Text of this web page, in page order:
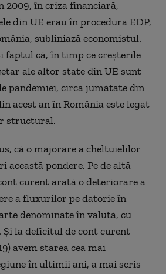
2009, în criza financiară,
din UE erau în procedura EDP,
subliniază economistul.
faptul că, în timp ce creşterile
ale altor state din UE sunt
pandemiei, circa jumătate din
acest an în România este legat
structural.
că o majorare a cheltuielilor
această pondere. Pe de altă
curent arată o deteriorare a
a fluxurilor pe datorie în
denominate în valută, cu
Şi la deficitul de cont curent
avem starea cea mai
în ultimii ani, a mai scris